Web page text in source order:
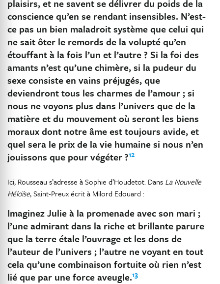
plaisirs, et ne savent se délivrer du poids de la
conscience qu’en se rendant insensibles. N’est-
ce pas un bien maladroit système que celui qui
ne sait ôter le remords de la volupté qu’en
étouffant à la fois l’un et l’autre ? Si la foi des
amants n’est qu’une chimère, si la pudeur du
sexe consiste en vains préjugés, que
deviendront tous les charmes de l’amour ; si
nous ne voyons plus dans l’univers que de la
matière et du mouvement où seront les biens
moraux dont notre âme est toujours avide, et
quel sera le prix de la vie humaine si nous n’en
jouissons que pour végéter ?12
Ici, Rousseau s’adresse à Sophie d’Houdetot. Dans La Nouvelle
Héloïse, Saint-Preux écrit à Milord Edouard :
Imaginez Julie à la promenade avec son mari ;
l’une admirant dans la riche et brillante parure
que la terre étale l’ouvrage et les dons de
l’auteur de l’univers ; l’autre ne voyant en tout
cela qu’une combinaison fortuite où rien n’est
lié que par une force aveugle.13